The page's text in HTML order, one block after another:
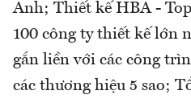
Anh; Thiết kế HBA -
100 công ty thiết kế lớn
gắn liền với các công
các thương hiệu 5 sao;